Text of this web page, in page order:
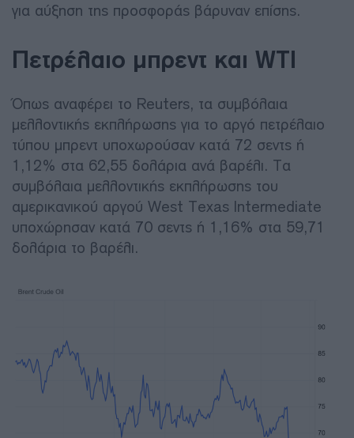
για αύξηση της προσφοράς βάρυναν επίσης.
Πετρέλαιο μπρεντ και WTI
Όπως αναφέρει το Reuters, τα συμβόλαια
μελλοντικής εκπλήρωσης για το αργό πετρέλαιο
τύπου μπρεντ υποχωρούσαν κατά 72 σεντς ή
1,12% στα 62,55 δολάρια ανά βαρέλι. Τα
συμβόλαια μελλοντικής εκπλήρωσης του
αμερικανικού αργού West Texas Intermediate
υποχώρησαν κατά 70 σεντς ή 1,16% στα 59,71
δολάρια το βαρέλι.